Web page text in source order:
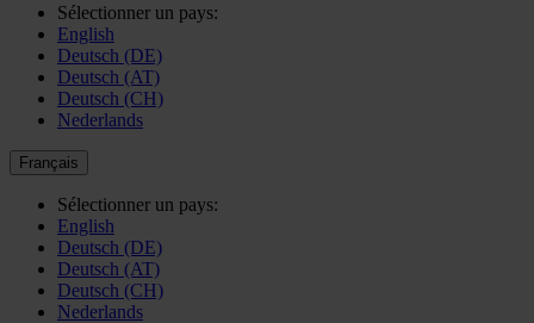
Sélectionner un pays:
English
Deutsch (DE)
Deutsch (AT)
Deutsch (CH)
Nederlands
Français
Sélectionner un pays:
English
Deutsch (DE)
Deutsch (AT)
Deutsch (CH)
Nederlands